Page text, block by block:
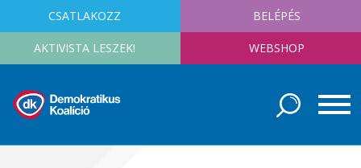
CSATLAKOZZ BELÉPÉS
AKTIVISTA LESZEK! WEBSHOP